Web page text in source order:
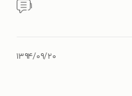
۱
۱۳۹۴/۰۹/۲۰